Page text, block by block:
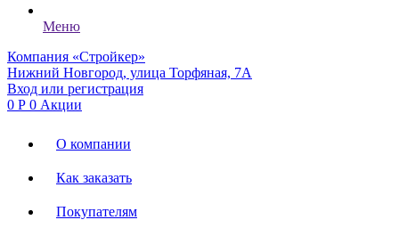
Меню
Компания «Стройкер»
Нижний Новгород, улица Торфяная, 7А
Вход или регистрация
0 Р 0 Акции
О компании
Как заказать
Покупателям